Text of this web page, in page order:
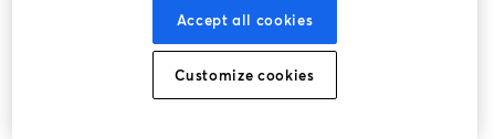
Accept all cookies
Customize cookies